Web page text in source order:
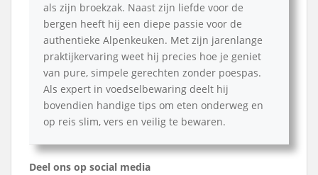
als zijn broekzak. Naast zijn liefde voor de
bergen heeft hij een diepe passie voor de
authentieke Alpenkeuken. Met zijn jarenlange
praktijkervaring weet hij precies hoe je geniet
van pure, simpele gerechten zonder poespas.
Als expert in voedselbewaring deelt hij
bovendien handige tips om eten onderweg en
op reis slim, vers en veilig te bewaren.
Deel ons op social media